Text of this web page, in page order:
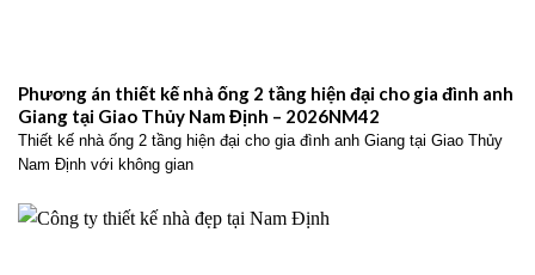
Phương án thiết kế nhà ống 2 tầng hiện đại cho gia đình anh
Giang tại Giao Thủy Nam Định – 2026NM42
Thiết kế nhà ống 2 tầng hiện đại cho gia đình anh Giang tại Giao Thủy
Nam Định với không gian